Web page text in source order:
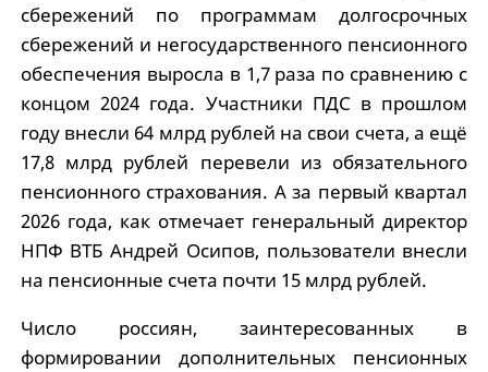
сбережений по программам долгосрочных
сбережений и негосударственного пенсионного
обеспечения выросла в 1,7 раза по сравнению с
концом 2024 года. Участники ПДС в прошлом
году внесли 64 млрд рублей на свои счета, а ещё
17,8 млрд рублей перевели из обязательного
пенсионного страхования. А за первый квартал
2026 года, как отмечает генеральный директор
НПФ ВТБ Андрей Осипов, пользователи внесли
на пенсионные счета почти 15 млрд рублей.
Число россиян, заинтересованных в
формировании дополнительных пенсионных